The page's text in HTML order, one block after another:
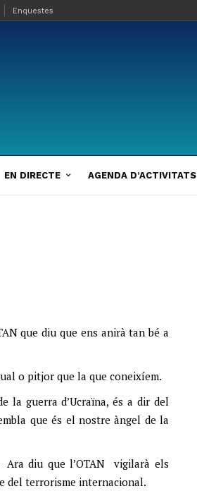
Enquestes
EN DIRECTE AGENDA D’ACTIVITATS
que diu que ens anirà tan bé a
o pitjor que la que coneixíem.
la guerra d’Ucraïna, és a dir del
que és el nostre àngel de la
Ara diu que l’OTAN vigilarà els
del terrorisme internacional.